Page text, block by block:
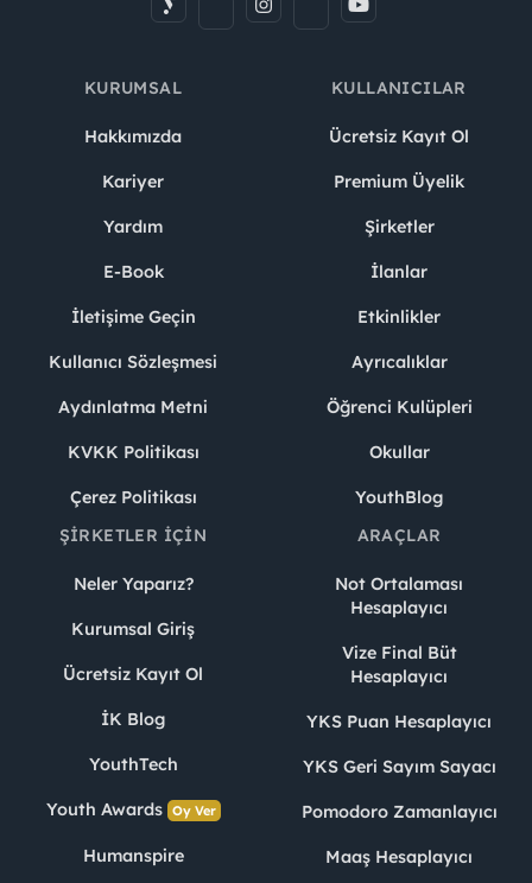
KURUMSAL
Hakkımızda
Kariyer
Yardım
E-Book
İletişime Geçin
Kullanıcı Sözleşmesi
Aydınlatma Metni
KVKK Politikası
Çerez Politikası
KULLANICILAR
Ücretsiz Kayıt Ol
Premium Üyelik
Şirketler
İlanlar
Etkinlikler
Ayrıcalıklar
Öğrenci Kulüpleri
Okullar
YouthBlog
ŞIRKETLER İÇIN
Neler Yaparız?
Kurumsal Giriş
Ücretsiz Kayıt Ol
İK Blog
YouthTech
Youth Awards Oy Ver
Humanspire
ARAÇLAR
Not Ortalaması
Hesaplayıcı
Vize Final Büt
Hesaplayıcı
YKS Puan Hesaplayıcı
YKS Geri Sayım Sayacı
Pomodoro Zamanlayıcı
Maaş Hesaplayıcı